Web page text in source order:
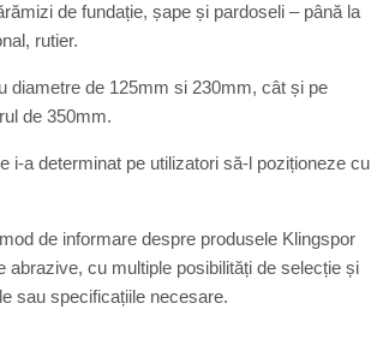
de fundație, șape și pardoseli – până la
rutier.
diametre de 125mm si 230mm, cât și pe
de 350mm.
i-a determinat pe utilizatori să-l poziționeze cu
de informare despre produsele Klingspor
abrazive, cu multiple posibilități de selecție și
sau specificațiile necesare.